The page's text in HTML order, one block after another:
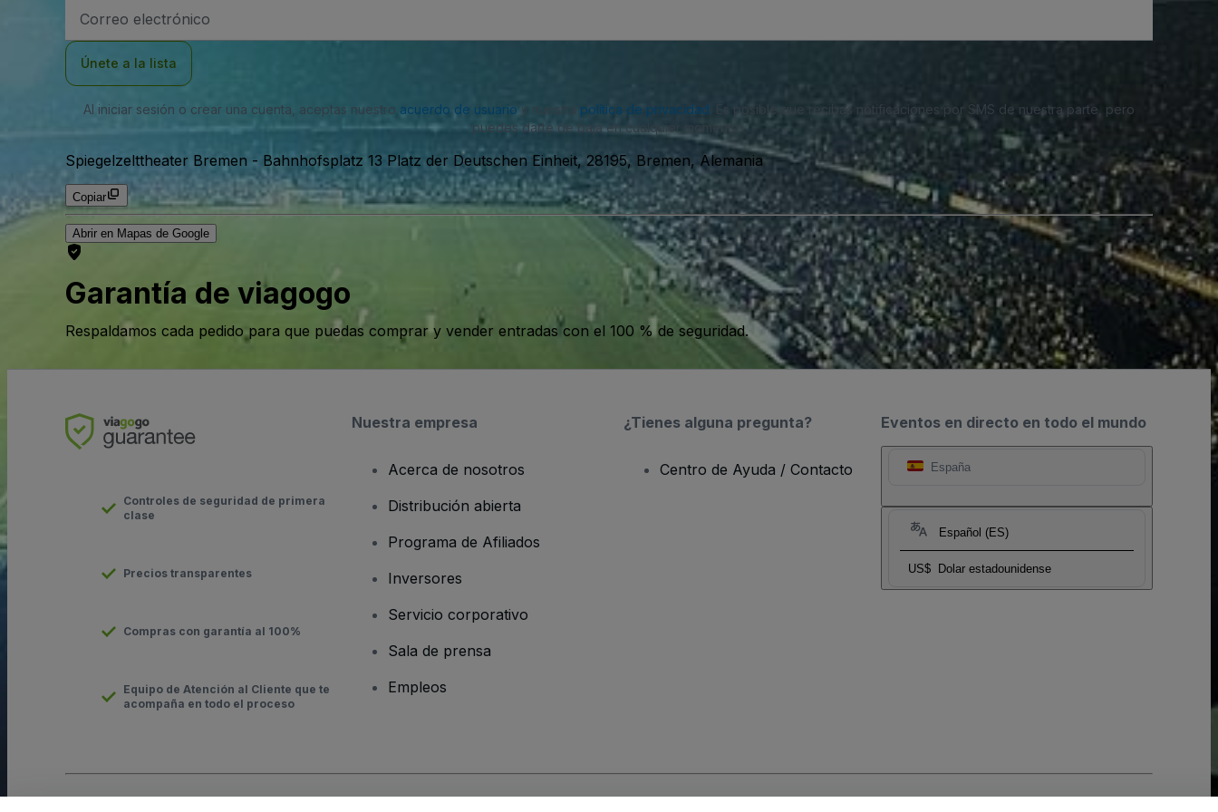
de
Únete a la lista
Al iniciar sesión o crear una cuenta, aceptas nuestro acuerdo de usuarioy nuestra política de privacidad . Es posible que recibas notificaciones por SMS de nuestra parte, pero
puedes darte de baja en cualquier momento.
Spiegelzelttheater Bremen - Bahnhofsplatz 13 Platz der Deutschen Einheit, 28195, Bremen, Alemania
Copiar
Abrir en Mapas de Google
Garantía de viagogo
Respaldamos cada pedido para que puedas comprar y vender entradas con el 100 % de seguridad.
Eventos en directo en todo el mundo
España
Español (ES)
US$ Dolar estadounidense
Controles de seguridad de primera
clase
Precios transparentes
Compras con garantía al 100%
Equipo de Atención al Cliente que te
acompaña en todo el proceso
Nuestra empresa
Acerca de nosotros
Distribución abierta
Programa de Afiliados
Inversores
Servicio corporativo
Sala de prensa
Empleos
¿Tienes alguna pregunta?
Centro de Ayuda / Contacto